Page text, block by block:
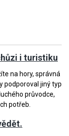
i turistiku
na hory, správná
podporoval jiný typ
průvodce,
potřeb.